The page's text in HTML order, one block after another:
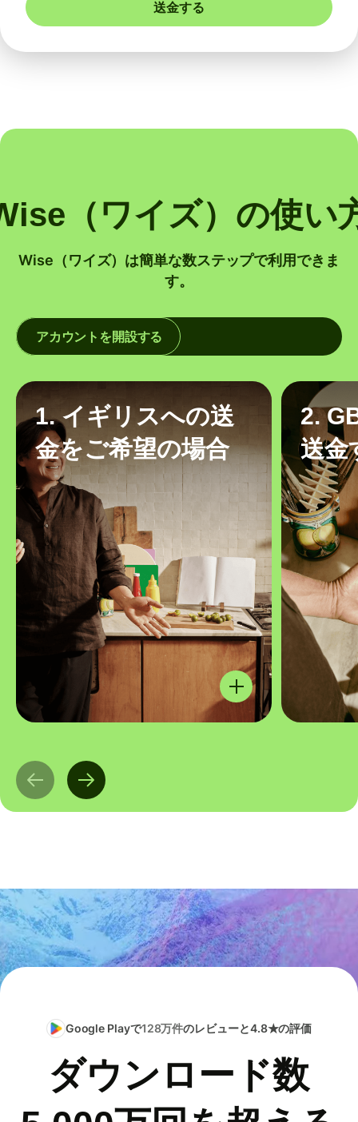
送金する
（ワイズ）の使い
Wise（ワイズ）は簡単な数ステップで利用できま
す。
アカウントを開設する
1. イギリスへの送
金をご希望の場合
2.
送金
Google Playで128万件のレビューと4.8★の評価
ダウンロード数